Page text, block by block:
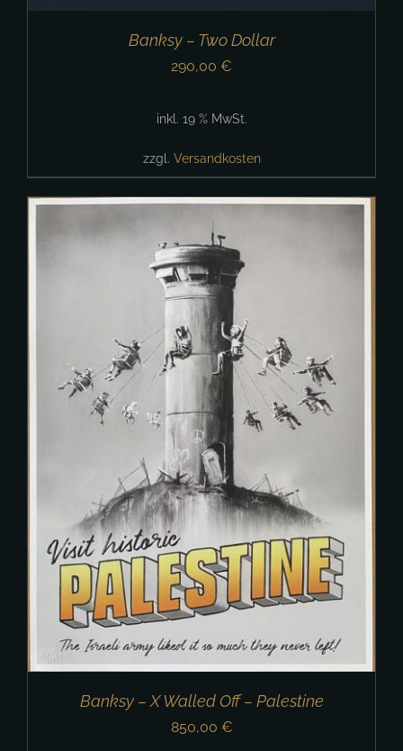
Banksy – Two Dollar
290,00 €
inkl. 19 % MwSt.
zzgl. Versandkosten
Banksy – X Walled Off – Palestine
850,00 €